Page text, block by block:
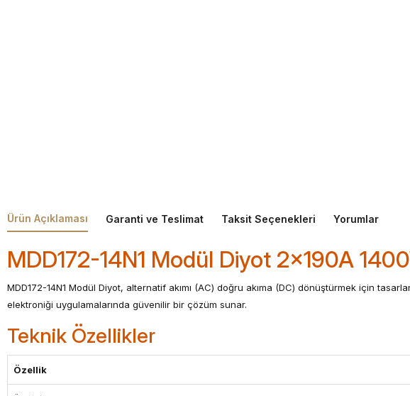
Ürün Açıklaması Garanti ve Teslimat Taksit Seçenekleri Yorumlar
MDD172-14N1 Modül Diyot 2x190A
MDD172-14N1 Modül Diyot, alternatif akımı (AC) doğru akıma (DC) dönüştürmek için
elektroniği uygulamalarında güvenilir bir çözüm sunar.
Teknik Özellikler
Özellik